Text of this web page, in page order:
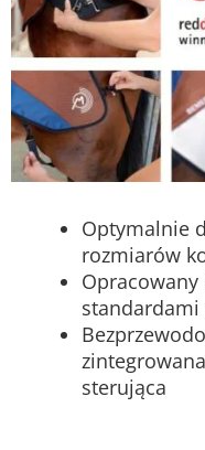
Optymalnie
rozmiarów
standardami
sterująca